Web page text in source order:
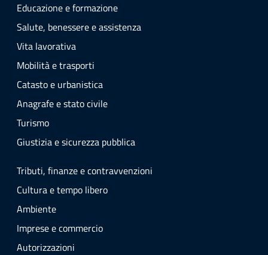
Educazione e formazione
Salute, benessere e assistenza
Vita lavorativa
Mobilità e trasporti
Catasto e urbanistica
Anagrafe e stato civile
Turismo
Giustizia e sicurezza pubblica
Tributi, finanze e contravvenzioni
Cultura e tempo libero
Ambiente
Imprese e commercio
Autorizzazioni